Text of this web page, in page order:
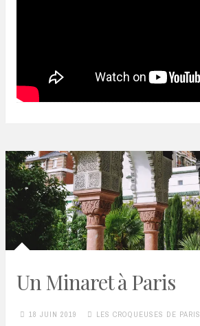
Un Minaret à Paris
18 JUIN 2019 LES CROQUEUSES DE PARIS